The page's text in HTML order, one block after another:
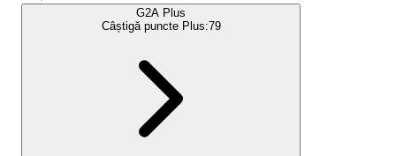
G2A Plus
Câștigă puncte Plus:79